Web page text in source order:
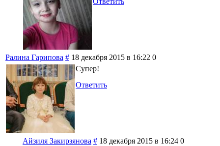
Ралина Гарипова # 18 декабря 2015 в 16:22 0
Супер!
Ответить
Айзиля Закирзянова # 18 декабря 2015 в 16:24 0